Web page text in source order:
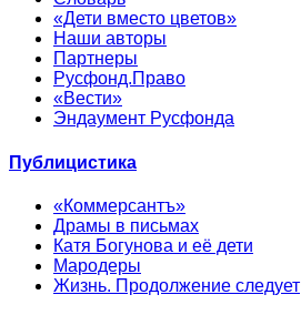
«Дети вместо цветов»
Наши авторы
Партнеры
Русфонд.Право
«Вести»
Эндаумент Русфонда
Публицистика
«Коммерсантъ»
Драмы в письмах
Катя Богунова и её дети
Мародеры
Жизнь. Продолжение следует